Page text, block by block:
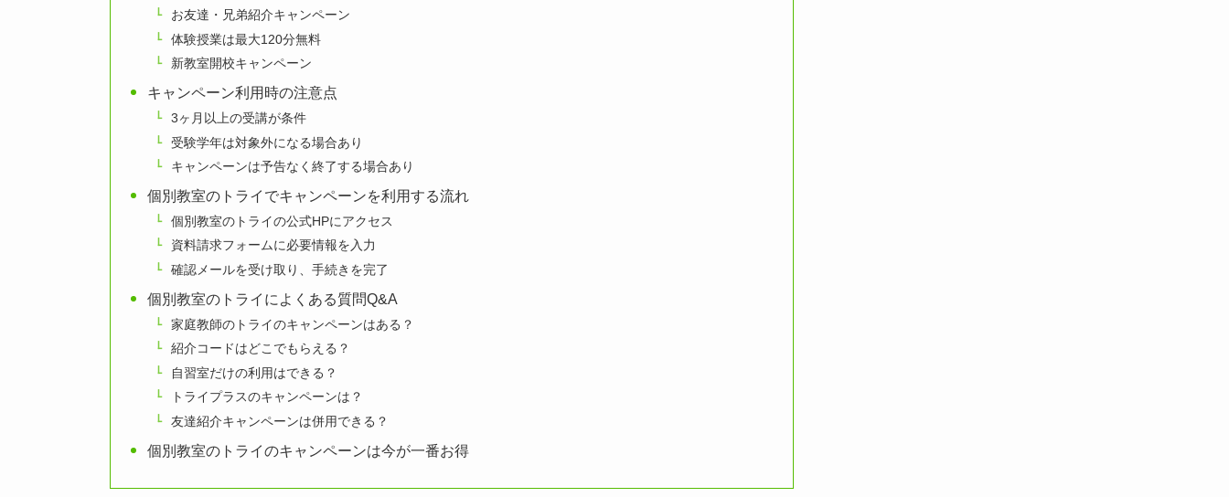
お友達・兄弟紹介キャンペーン
体験授業は最大120分無料
新教室開校キャンペーン
キャンペーン利用時の注意点
3ヶ月以上の受講が条件
受験学年は対象外になる場合あり
キャンペーンは予告なく終了する場合あり
個別教室のトライでキャンペーンを利用する流れ
個別教室のトライの公式HPにアクセス
資料請求フォームに必要情報を入力
確認メールを受け取り、手続きを完了
個別教室のトライによくある質問Q&A
家庭教師のトライのキャンペーンはある？
紹介コードはどこでもらえる？
自習室だけの利用はできる？
トライプラスのキャンペーンは？
友達紹介キャンペーンは併用できる？
個別教室のトライのキャンペーンは今が一番お得